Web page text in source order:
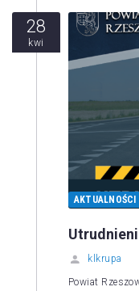
28
kwi
AKTUALNOŚCI
klkrupa
Powiat